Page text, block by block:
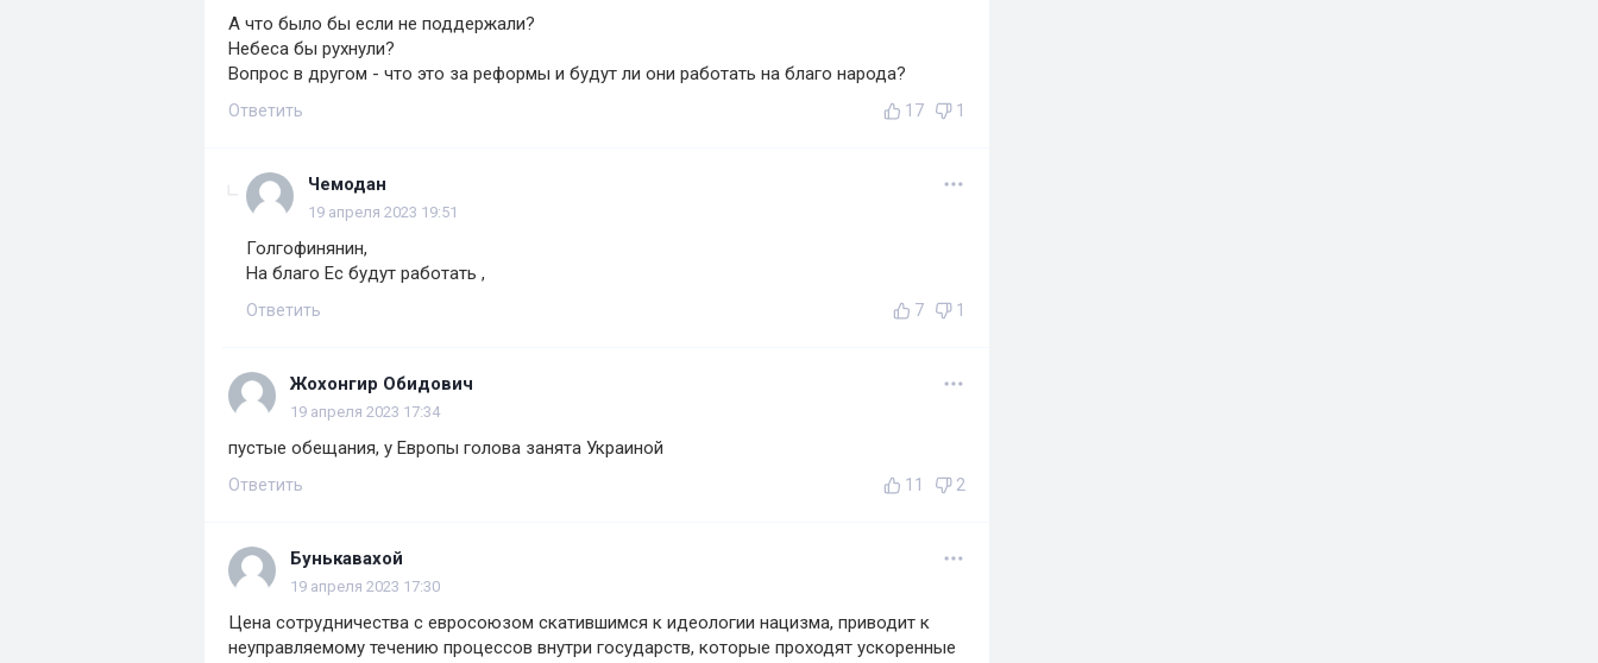
А что было бы если не поддержали?
Небеса бы рухнули?
Вопрос в другом - что это за реформы и будут ли они работать на благо народа?
Ответить 17 1
Чемодан
19 апреля 2023 19:51
Голгофинянин,
На благо Ес будут работать ,
Ответить 7 1
Жохонгир Обидович
19 апреля 2023 17:34
пустые обещания, у Европы голова занята Украиной
Ответить 11 2
Бунькавахой
19 апреля 2023 17:30
Цена сотрудничества с евросоюзом скатившимся к идеологии нацизма, приводит к
неуправляемому течению процессов внутри государств, которые проходят ускоренные